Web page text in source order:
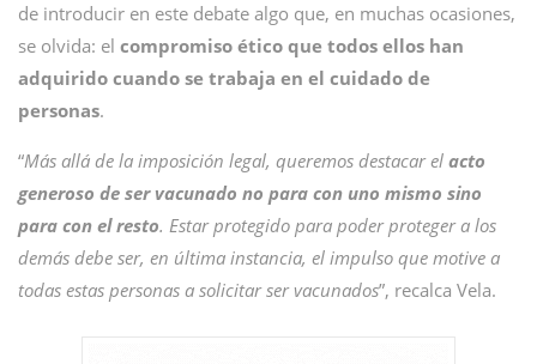
de introducir en este debate algo que, en muchas ocasiones,
se olvida: el compromiso ético que todos ellos han
adquirido cuando se trabaja en el cuidado de
personas.
“Más allá de la imposición legal, queremos destacar el acto
generoso de ser vacunado no para con uno mismo sino
para con el resto. Estar protegido para poder proteger a los
demás debe ser, en última instancia, el impulso que motive a
todas estas personas a solicitar ser vacunados”, recalca Vela.